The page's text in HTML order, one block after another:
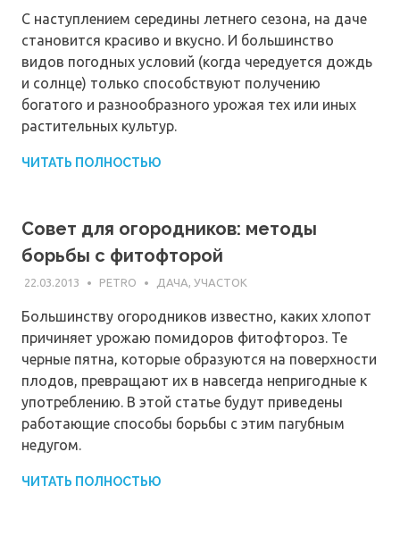
С наступлением середины летнего сезона, на даче
становится красиво и вкусно. И большинство
видов погодных условий (когда чередуется дождь
и солнце) только способствуют получению
богатого и разнообразного урожая тех или иных
растительных культур.
ЧИТАТЬ ПОЛНОСТЬЮ
Совет для огородников: методы
борьбы с фитофторой
22.03.2013 PETRO ДАЧА, УЧАСТОК
Большинству огородников известно, каких хлопот
причиняет урожаю помидоров фитофтороз. Те
черные пятна, которые образуются на поверхности
плодов, превращают их в навсегда непригодные к
употреблению. В этой статье будут приведены
работающие способы борьбы с этим пагубным
недугом.
ЧИТАТЬ ПОЛНОСТЬЮ